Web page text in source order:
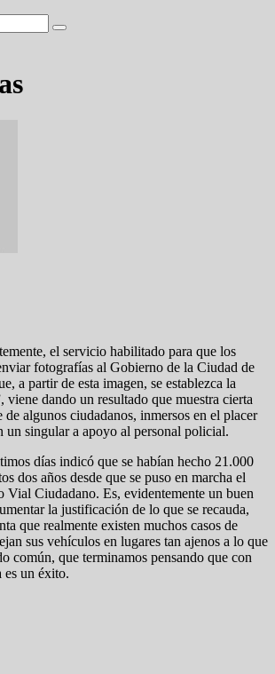
el servicio habilitado para que los
fotografías al Gobierno de la Ciudad de
a partir de esta imagen, se establezca la
viene dando un resultado que muestra cierta
algunos ciudadanos, inmersos en el placer
un singular a apoyo al personal policial.
días indicó que se habían hecho 21.000
dos años desde que se puso en marcha el
Vial Ciudadano. Es, evidentemente un buen
la justificación de lo que se recauda,
que realmente existen muchos casos de
sus vehículos en lugares tan ajenos a lo que
común, que terminamos pensando que con
es un éxito.